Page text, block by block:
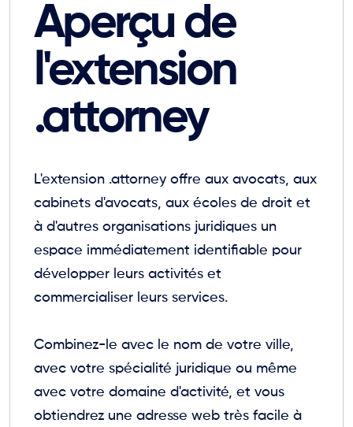
Aperçu de
l'extension
.attorney
L'extension .attorney offre aux avocats, aux
cabinets d'avocats, aux écoles de droit et
à d'autres organisations juridiques un
espace immédiatement identifiable pour
développer leurs activités et
commercialiser leurs services.
Combinez-le avec le nom de votre ville,
avec votre spécialité juridique ou même
avec votre domaine d'activité, et vous
obtiendrez une adresse web très facile à